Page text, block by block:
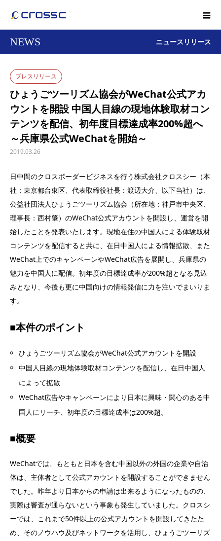
NEWS ニュースリリース
プレスリリース
ひょうごツーリズム協会がWeChat公式アカ
ウントを開設 中国人目線の現地体験取材コン
テンツを配信、初年度目標達成率200%超へ
～兵庫県公式WeChatを開始～
2019.03.26
日中間のクロスボーダービジネスを行う株式会社クロスシー（本
社：東京都台東区、代表取締役社長：渡辺大介、以下当社）は、
公益社団法人ひょうごツーリズム協会（所在地：神戸市中央区、
理事長：西村肇）のWeChat公式アカウントを開設し、運営を開
始したことを発表いたします。現地在住の中国人による体験取材
コンテンツを配信すると共に、在日中国人による情報拡散、また
WeChat上でのキャンペーンやWeChat広告を展開し、兵庫県の
魅力を中国人に配信。初年度の目標達成率が200%超となる見込
みとなり、今後も更に中国向けの情報発信に力を注いでまいりま
す。
■本件のポイント
ひょうごツーリズム協会がWeChat公式アカウントを開設
中国人目線の現地体験取材コンテンツを配信し、在日中国人
によって拡散
WeChat広告やキャンペーンにより日本に興味・関心のある中
国人にリーチ、初年度の目標達成率は200%超。
■概要
WeChatでは、もともと日本を含む中国以外の外国の企業や自治
体は、主体者として公式アカウントを開設することができません
でした。昨年より日本からの申請は出来るようになったものの、
実際は審査が通らないという事象も発生していました。クロスシ
ーでは、これまで50件以上の公式アカウントを開設してきたた
め、そのノウハウ及びネットワークを活用し、ひょうごツーリズ